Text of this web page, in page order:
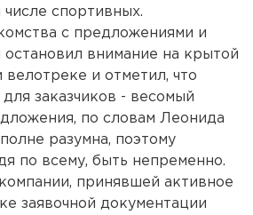
спортивных.
с предложениями и
внимание на крытой
и отметил, что
заказчиков - весомый
по словам Леонида
разумна, поэтому
по всему, быть непременно.
принявшей активное
заявочной документации